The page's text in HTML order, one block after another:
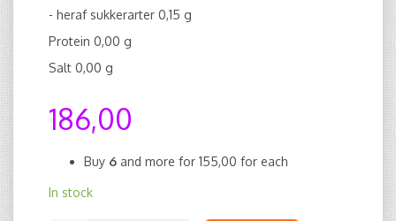
- heraf sukkerarter 0,15 g
Protein 0,00 g
Salt 0,00 g
186,00
Buy 6 and more for 155,00 for each
In stock